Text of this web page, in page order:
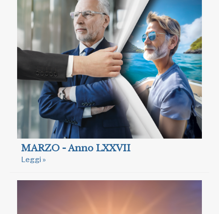
MARZO - Anno LXXVII
Leggi »